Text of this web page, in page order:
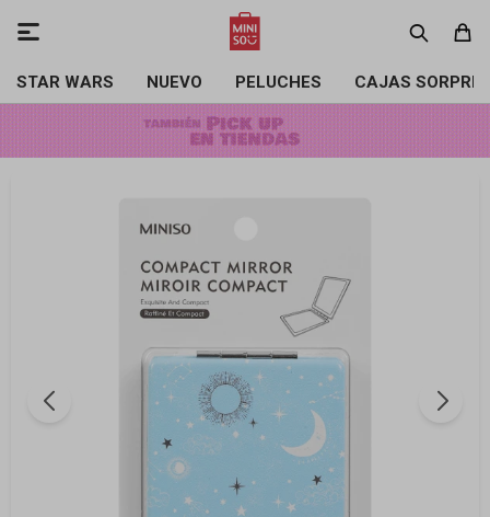
STAR WARS NUEVO PELUCHES CAJAS
